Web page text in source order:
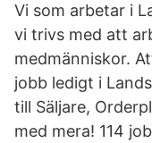
Vi som arbetar i
vi trivs med att
medmänniskor.
jobb ledigt i
till Säljare,
med mera! 114